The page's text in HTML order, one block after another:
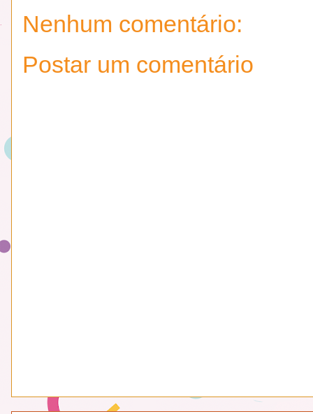
Nenhum comentário:
Postar um comentário